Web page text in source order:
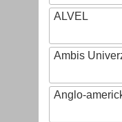
ALVEL
Ambis
Anglo-